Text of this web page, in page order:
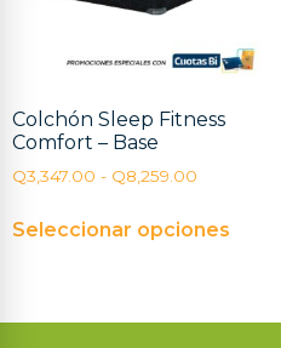
Colchón Sleep Fitness
Comfort – Base
Q3,347.00 - Q8,259.00
Seleccionar opciones